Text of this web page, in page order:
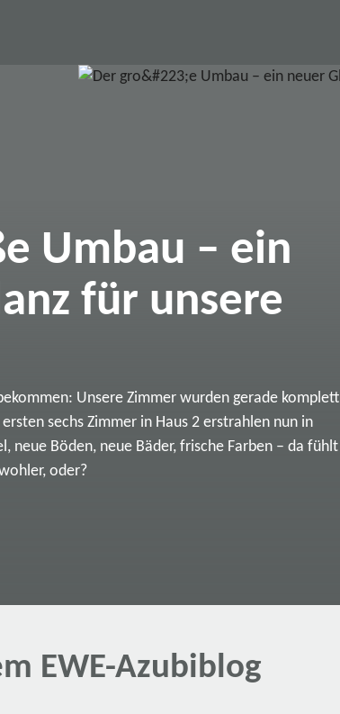
Umbau – ein
für unsere
Unsere Zimmer wurden gerade komplett
sechs Zimmer in Haus 2 erstrahlen nun in
neue Böden, neue Bäder, frische Farben – da fühlt
oder?
EWE-Azubiblog